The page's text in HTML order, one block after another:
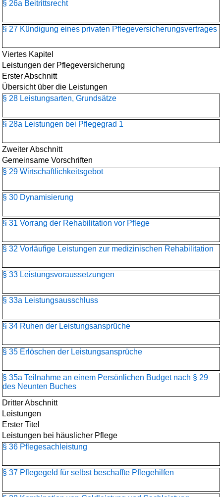
§ 26a Beitrittsrecht
§ 27 Kündigung eines privaten Pflegeversicherungsvertrages
Viertes Kapitel
Leistungen der Pflegeversicherung
Erster Abschnitt
Übersicht über die Leistungen
§ 28 Leistungsarten, Grundsätze
§ 28a Leistungen bei Pflegegrad 1
Zweiter Abschnitt
Gemeinsame Vorschriften
§ 29 Wirtschaftlichkeitsgebot
§ 30 Dynamisierung
§ 31 Vorrang der Rehabilitation vor Pflege
§ 32 Vorläufige Leistungen zur medizinischen Rehabilitation
§ 33 Leistungsvoraussetzungen
§ 33a Leistungsausschluss
§ 34 Ruhen der Leistungsansprüche
§ 35 Erlöschen der Leistungsansprüche
§ 35a Teilnahme an einem Persönlichen Budget nach § 29
des Neunten Buches
Dritter Abschnitt
Leistungen
Erster Titel
Leistungen bei häuslicher Pflege
§ 36 Pflegesachleistung
§ 37 Pflegegeld für selbst beschaffte Pflegehilfen